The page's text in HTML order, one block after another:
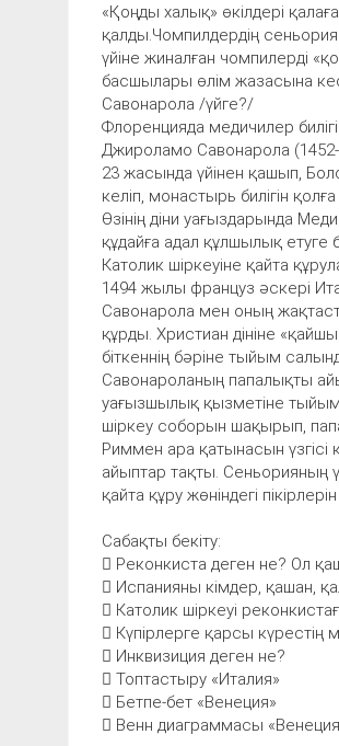
«Қоңды халық» өкілдері
қалды.Чомпилдердің
үйіне жиналған чомпилерді
басшылары өлім жазасына
Савонарола /үйге?/
Флоренцияда медичилер
Джироламо Савонарола
23 жасында үйінен қашып,
келіп, монастырь билігін
Өзінің діни уағыздарында
құдайға адал құлшылық етуге
Католик шіркеуіне қайта
1494 жылы француз әскері
Савонарола мен оның
құрды. Христиан дініне
біткеннің бәріне тыйым
Савонароланың папалықты
уағызшылық қызметіне
шіркеу соборын шақырып,
Риммен ара қатынасын
айыптар тақты. Сеньорияның
қайта құру жөніндегі
Сабақты бекіту:
 Реконкиста деген не? Ол
 Испанияны кімдер, қашан,
 Католик шіркеуі
 Күпірлерге қарсы күрестің
 Инквизиция деген не?
 Топтастыру «Италия»
 Бетпе-бет «Венеция»
 Венн диаграммасы